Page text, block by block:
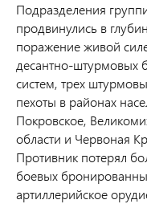
Подразделения
продвинулись в
поражение живой
десантно-штурмовых
систем, трех
пехоты в районах
Покровское,
области и Червоная
Противник потерял
боевых
артиллерийское